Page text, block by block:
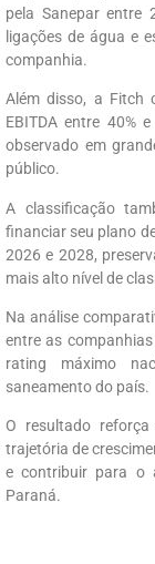
pela Sanepar entre
ligações de água e
companhia.
Além disso, a Fitch
EBITDA entre 40%
observado em
público.
A classificação
financiar seu plano
2026 e 2028,
mais alto nível de
Na análise
entre as
rating máximo
saneamento do país.
O resultado
trajetória de
e contribuir para o
Paraná.